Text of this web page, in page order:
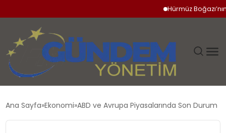
Hürmüz Boğazı’nın
Ana Sayfa Ekonomi ABD ve Avrupa Piyasalarında Son Durum